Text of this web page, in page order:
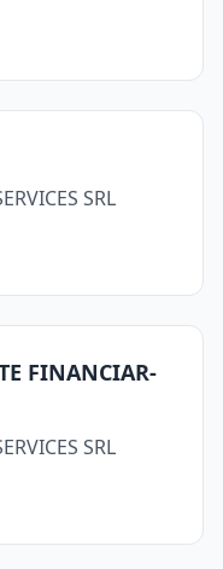
SRL
FINANCIAR-
SRL